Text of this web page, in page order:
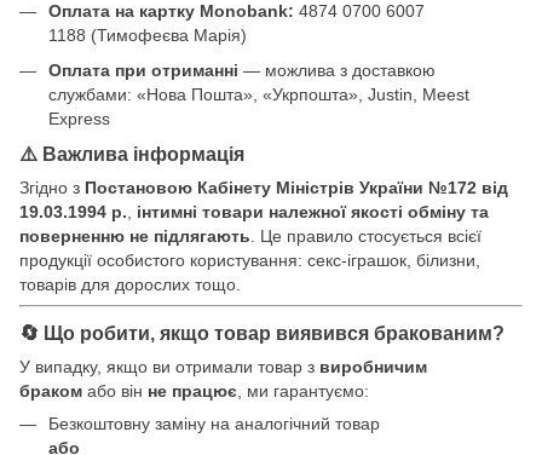
Оплата на картку Monobank: 4874 0700 6007
1188 (Тимофеєва Марія)
Оплата при отриманні — можлива з доставкою
службами: «Нова Пошта», «Укрпошта», Justin, Meest
Express
⚠️ Важлива інформація
Згідно з Постановою Кабінету Міністрів України №172 від
19.03.1994 р.
інтимні товари належної якості обміну та
поверненню не підлягають . Це правило стосується всієї
продукції особистого користування: секс-іграшок, білизни,
товарів для дорослих тощо.
🔄 Що робити, якщо товар виявився бракованим?
У випадку, якщо ви отримали товар з виробничим
браком або він не працює , ми гарантуємо:
Безкоштовну заміну на аналогічний товар
або